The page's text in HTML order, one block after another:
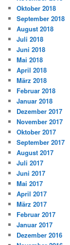
Oktober 2018
September 2018
August 2018
Juli 2018
Juni 2018
Mai 2018
April 2018
März 2018
Februar 2018
Januar 2018
Dezember 2017
November 2017
Oktober 2017
September 2017
August 2017
Juli 2017
Juni 2017
Mai 2017
April 2017
März 2017
Februar 2017
Januar 2017
Dezember 2016